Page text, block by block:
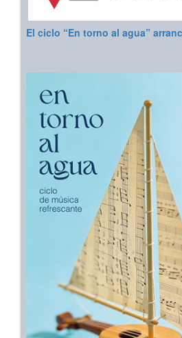
El ciclo “En torno al agua”